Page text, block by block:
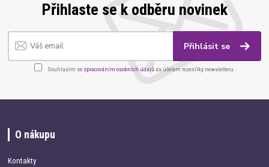
Přihlaste se k odběru novinek
Přihlásit se
Souhlasím se zpracováním osobních údajů za účelem rozesílky newsletteru.
O nákupu
Kontakty